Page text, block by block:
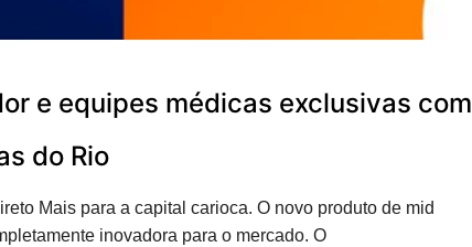
e equipes médicas exclusivas com
do Rio
Mais para a capital carioca. O novo produto de mid
inovadora para o mercado. O